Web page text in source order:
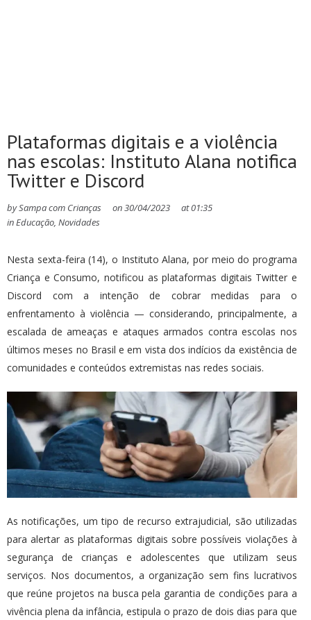
Plataformas digitais e a violência
nas escolas: Instituto Alana notifica
Twitter e Discord
bySampa com Crianças on30/04/2023 at01:35
inEducação, Novidades
Nesta sexta-feira (14), o Instituto Alana, por meio do programa
Criança e Consumo, notificou as plataformas digitais Twitter e
Discord com a intenção de cobrar medidas para o
enfrentamento à violência — considerando, principalmente, a
escalada de ameaças e ataques armados contra escolas nos
últimos meses no Brasil e em vista dos indícios da existência de
comunidades e conteúdos extremistas nas redes sociais.
As notificações, um tipo de recurso extrajudicial, são utilizadas
para alertar as plataformas digitais sobre possíveis violações à
segurança de crianças e adolescentes que utilizam seus
serviços. Nos documentos, a organização sem fins lucrativos
que reúne projetos na busca pela garantia de condições para a
vivência plena da infância, estipula o prazo de dois dias para que